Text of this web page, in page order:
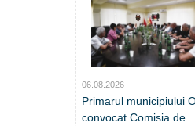
06.08.2026
Primarul municipiului
convocat Comisia de